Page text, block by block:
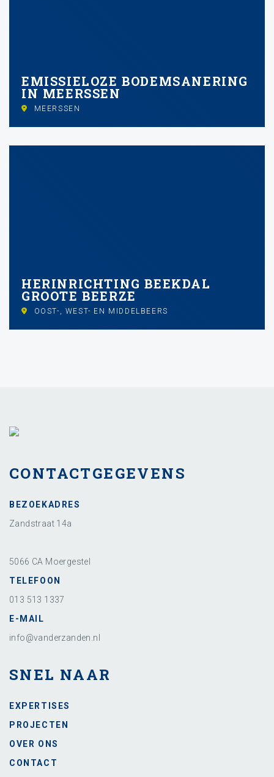
EMISSIELOZE BODEMSANERING
IN MEERSSEN
MEERSSEN
HERINRICHTING BEEKDAL
GROOTE BEERZE
OOST-, WEST- EN MIDDELBEERS
CONTACTGEGEVENS
BEZOEKADRES
Zandstraat 14a
5066 CA Moergestel
TELEFOON
013 513 1337
E-MAIL
info@vanderzanden.nl
SNEL NAAR
EXPERTISES
PROJECTEN
OVER ONS
CONTACT